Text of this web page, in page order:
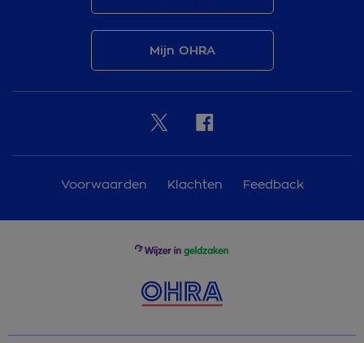
Mijn OHRA
Voorwaarden Klachten Feedback